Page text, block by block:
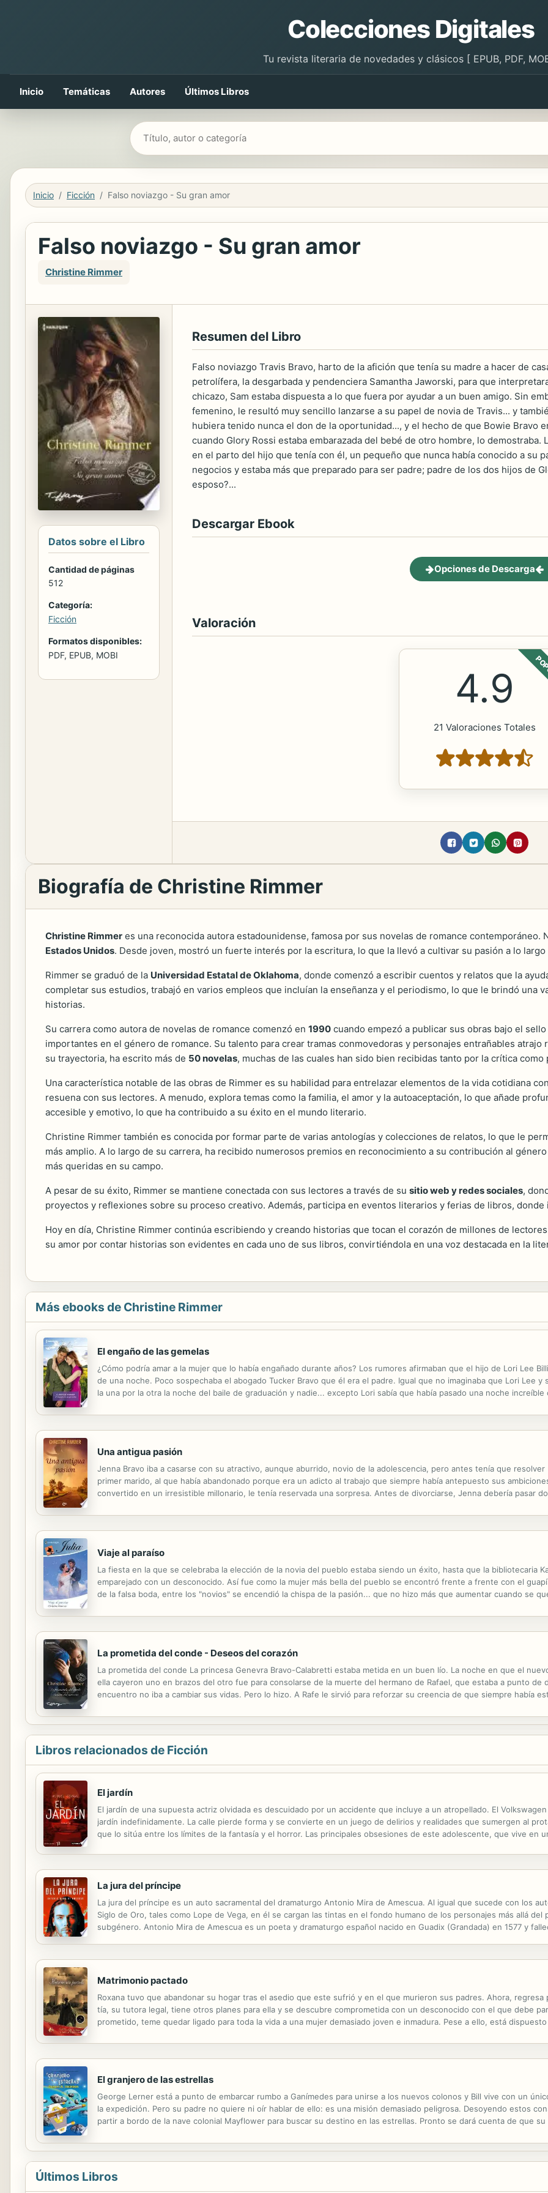
Colecciones Digitales
Tu revista literaria de novedades y clásicos [ EPUB, PDF,
Inicio Temáticas Autores Últimos Libros
Buscar libros
Inicio Ficción Falso noviazgo - Su gran amor
Falso noviazgo - Su gran amor
Christine Rimmer
Datos sobre el Libro
Cantidad de páginas
512
Categoría:
Ficción
Formatos disponibles:
PDF, EPUB, MOBI
Resumen del Libro
Falso noviazgo Travis Bravo, harto de la afición que tenía su madre a hacer de
petrolífera, la desgarbada y pendenciera Samantha Jaworski, para que
chicazo, Sam estaba dispuesta a lo que fuera por ayudar a un buen amigo. Sin
femenino, le resultó muy sencillo lanzarse a su papel de novia de Travis... y
hubiera tenido nunca el don de la oportunidad..., y el hecho de que Bowie Bravo
cuando Glory Rossi estaba embarazada del bebé de otro hombre, lo
en el parto del hijo que tenía con él, un pequeño que nunca había conocido a su
negocios y estaba más que preparado para ser padre; padre de los dos hijos de
esposo?...
Descargar Ebook
Opciones de Descarga
Valoración
4.9
21 Valoraciones Totales
Biografía de Christine Rimmer
Christine Rimmer es una reconocida autora estadounidense, famosa por sus novelas de romance contemporáneo.
Estados Unidos. Desde joven, mostró un fuerte interés por la escritura, lo que la llevó a cultivar su pasión a lo largo
Rimmer se graduó de la Universidad Estatal de Oklahoma, donde comenzó a escribir cuentos y relatos que la
completar sus estudios, trabajó en varios empleos que incluían la enseñanza y el periodismo, lo que le brindó una
historias.
Su carrera como autora de novelas de romance comenzó en 1990 cuando empezó a publicar sus obras bajo el
importantes en el género de romance. Su talento para crear tramas conmovedoras y personajes entrañables
su trayectoria, ha escrito más de 50 novelas, muchas de las cuales han sido bien recibidas tanto por la crítica
Una característica notable de las obras de Rimmer es su habilidad para entrelazar elementos de la vida cotidiana
resuena con sus lectores. A menudo, explora temas como la familia, el amor y la autoaceptación, lo que añade
accesible y emotivo, lo que ha contribuido a su éxito en el mundo literario.
Christine Rimmer también es conocida por formar parte de varias antologías y colecciones de relatos, lo que le
más amplio. A lo largo de su carrera, ha recibido numerosos premios en reconocimiento a su contribución al
más queridas en su campo.
A pesar de su éxito, Rimmer se mantiene conectada con sus lectores a través de su sitio web y redes sociales,
proyectos y reflexiones sobre su proceso creativo. Además, participa en eventos literarios y ferias de libros,
Hoy en día, Christine Rimmer continúa escribiendo y creando historias que tocan el corazón de millones de
su amor por contar historias son evidentes en cada uno de sus libros, convirtiéndola en una voz destacada en la
Más ebooks de Christine Rimmer
El engaño de las gemelas
¿Cómo podría amar a la mujer que lo había engañado durante años? Los rumores afirmaban que el hijo de Lori Lee
de una noche. Poco sospechaba el abogado Tucker Bravo que él era el padre. Igual que no imaginaba que Lori Lee y
la una por la otra la noche del baile de graduación y nadie... excepto Lori sabía que había pasado una noche
Una antigua pasión
Jenna Bravo iba a casarse con su atractivo, aunque aburrido, novio de la adolescencia, pero antes tenía que
primer marido, al que había abandonado porque era un adicto al trabajo que siempre había antepuesto sus
convertido en un irresistible millonario, le tenía reservada una sorpresa. Antes de divorciarse, Jenna debería pasar
Viaje al paraíso
La fiesta en la que se celebraba la elección de la novia del pueblo estaba siendo un éxito, hasta que la bibliotecaria
emparejado con un desconocido. Así fue como la mujer más bella del pueblo se encontró frente a frente con el
de la falsa boda, entre los "novios" se encendió la chispa de la pasión... que no hizo más que aumentar cuando se
La prometida del conde - Deseos del corazón
La prometida del conde La princesa Genevra Bravo-Calabretti estaba metida en un buen lío. La noche en que el
ella cayeron uno en brazos del otro fue para consolarse de la muerte del hermano de Rafael, que estaba a punto de
encuentro no iba a cambiar sus vidas. Pero lo hizo. A Rafe le sirvió para reforzar su creencia de que siempre había
Libros relacionados de Ficción
El jardín
El jardín de una supuesta actriz olvidada es descuidado por un accidente que incluye a un atropellado. El
jardín indefinidamente. La calle pierde forma y se convierte en un juego de delirios y realidades que sumergen al
que lo sitúa entre los límites de la fantasía y el horror. Las principales obsesiones de este adolescente, que vive en
La jura del príncipe
La jura del príncipe es un auto sacramental del dramaturgo Antonio Mira de Amescua. Al igual que sucede con los
Siglo de Oro, tales como Lope de Vega, en él se cargan las tintas en el fondo humano de los personajes más allá
subgénero. Antonio Mira de Amescua es un poeta y dramaturgo español nacido en Guadix (Grandada) en 1577 y
Matrimonio pactado
Roxana tuvo que abandonar su hogar tras el asedio que este sufrió y en el que murieron sus padres. Ahora,
tía, su tutora legal, tiene otros planes para ella y se descubre comprometida con un desconocido con el que debe
prometido, teme quedar ligado para toda la vida a una mujer demasiado joven e inmadura. Pese a ello, está
El granjero de las estrellas
George Lerner está a punto de embarcar rumbo a Ganímedes para unirse a los nuevos colonos y Bill vive con un
la expedición. Pero su padre no quiere ni oír hablar de ello: es una misión demasiado peligrosa. Desoyendo estos
partir a bordo de la nave colonial Mayflower para buscar su destino en las estrellas. Pronto se dará cuenta de que
Últimos Libros